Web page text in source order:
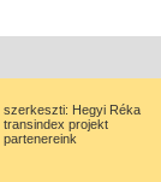
szerkeszti: Hegyi Réka
transindex projekt
partenereink